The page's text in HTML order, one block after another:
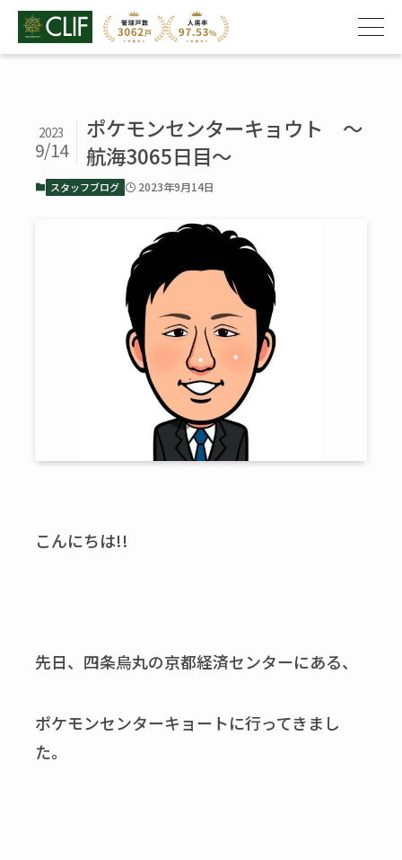
ポケモンセンターキョウト ～
航海3065日目～
2023
9/14
スタッフブログ 2023年9月14日
こんにちは!!
先日、四条烏丸の京都経済センターにある、
ポケモンセンターキョートに行ってきまし
た。